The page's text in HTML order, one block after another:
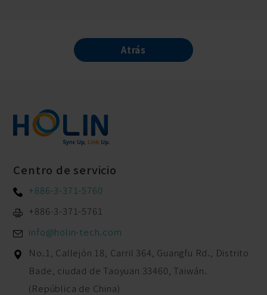
Atrás
Centro de servicio
+886-3-371-5760
+886-3-371-5761
info@holin-tech.com
No.1, Callejón 18, Carril 364, Guangfu Rd.,
Distrito
Bade, ciudad de Taoyuan 33460 Taiwán.
(República de China)